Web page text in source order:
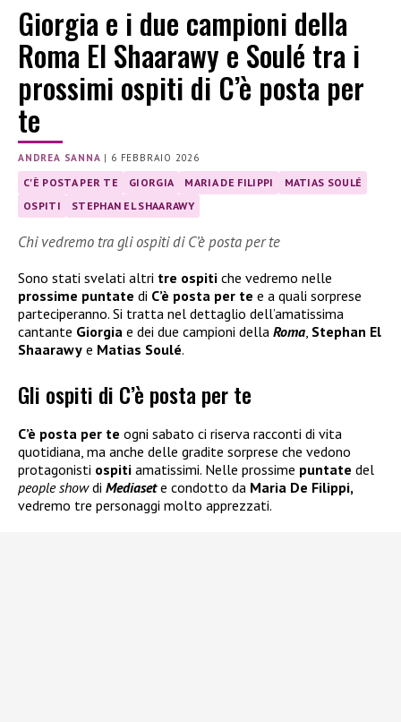
Giorgia e i due campioni della
Roma El Shaarawy e Soulé tra i
prossimi ospiti di C’è posta per
te
ANDREA SANNA | 6 FEBBRAIO 2026
C'È POSTA PER TE GIORGIA MARIA DE FILIPPI
MATIAS SOULÉ
OSPITI
STEPHAN EL SHAARAWY
Chi vedremo tra gli ospiti di C’è posta per te
Sono stati svelati altri tre ospiti che vedremo nelle
prossime puntate di C’è posta per te e a quali sorprese
parteciperanno. Si tratta nel dettaglio dell’amatissima
cantante Giorgia e dei due campioni della Roma Stephan El
Shaarawy e Matias Soulé.
Gli ospiti di C’è posta per te
C’è posta per te ogni sabato ci riserva racconti di vita
quotidiana, ma anche delle gradite sorprese che vedono
protagonisti ospiti amatissimi. Nelle prossime puntate del
people showdi Mediasete condotto da Maria De Filippi,
vedremo tre personaggi molto apprezzati.